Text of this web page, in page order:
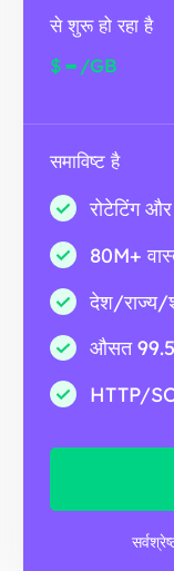
से शुरू हो रहा है
$- /GB
समाविष्ट है
रोटेटिंग
80M+
देश/राज्य/
औसत
HTTP/